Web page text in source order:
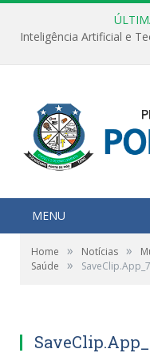
MENU
Home » Notícias »
Saúde
»